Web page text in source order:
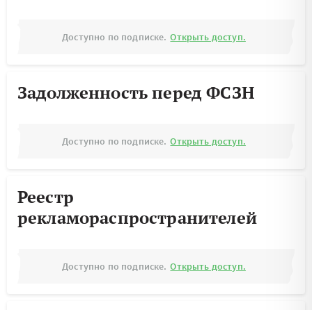
Доступно по подписке. Открыть доступ.
Задолженность перед ФСЗН
Доступно по подписке. Открыть доступ.
Реестр
рекламораспространителей
Доступно по подписке. Открыть доступ.